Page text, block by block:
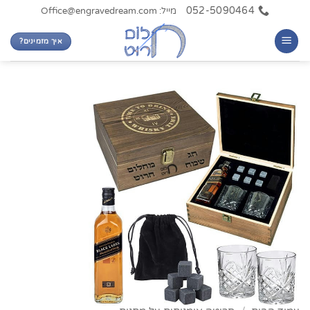
content
052-5090464 מייל: Office@engravedream.com
איך מזמינים?